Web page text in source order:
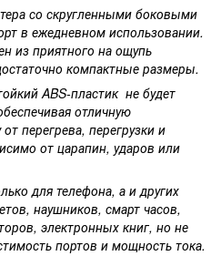
со скругленными боковыми
в ежедневном использовании.
из приятного на ощупь
компактные размеры.
ABS-пластик не будет
отличную
перегрева, перегрузки и
от царапин, ударов или
для телефона, а и других
наушников, смарт часов,
электронных книг, но не
портов и мощность тока.